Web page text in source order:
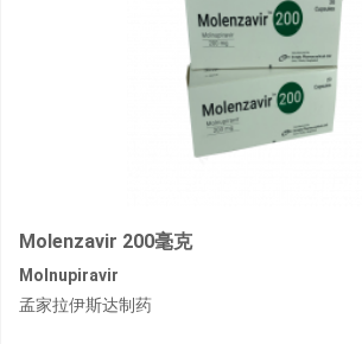
Molenzavir 200毫克
Molnupiravir
孟家拉伊斯达制药